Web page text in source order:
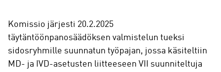
Komissio järjesti 20.2.2025
täytäntöönpanosäädöksen valmistelun tueksi
sidosryhmille suunnatun työpajan, jossa käsiteltiin
MD- ja IVD-asetusten liitteeseen VII suunniteltuja